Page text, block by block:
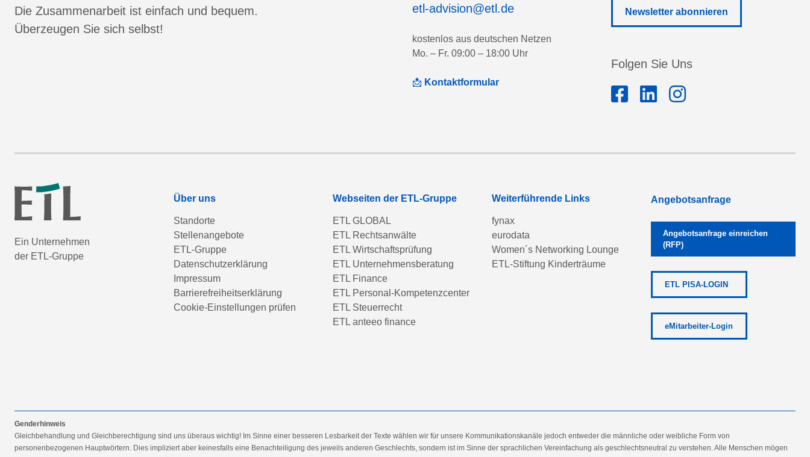
Die Zusammenarbeit ist einfach und bequem.
Überzeugen Sie sich selbst!
etl-advision@etl.de
kostenlos aus deutschen Netzen
Mo. – Fr. 09:00 – 18:00 Uhr
📩 Kontaktformular
Newsletter abonnieren
Folgen Sie Uns
Ein Unternehmen
der ETL-Gruppe
Über uns
Standorte
Stellenangebote
ETL-Gruppe
Datenschutzerklärung
Impressum
Barrierefreiheitserklärung
Cookie-Einstellungen prüfen
Webseiten der ETL-Gruppe
ETL GLOBAL
ETL Rechtsanwälte
ETL Wirtschaftsprüfung
ETL Unternehmensberatung
ETL Finance
ETL Personal-Kompetenzcenter
ETL Steuerrecht
ETL anteeo finance
Weiterführende Links
fynax
eurodata
Women´s Networking Lounge
ETL-Stiftung Kinderträume
Angebotsanfrage
Angebotsanfrage einreichen
(RFP)
ETL PISA-LOGIN
eMitarbeiter-Login
Genderhinweis
Gleichbehandlung und Gleichberechtigung sind uns überaus wichtig! Im Sinne einer besseren Lesbarkeit der Texte wählen wir für unsere Kommunikationskanäle jedoch entweder die männliche oder weibliche Form von
personenbezogenen Hauptwörtern. Dies impliziert aber keinesfalls eine Benachteiligung des jeweils anderen Geschlechts, sondern ist im Sinne der sprachlichen Vereinfachung als geschlechtsneutral zu verstehen. Alle Menschen mögen